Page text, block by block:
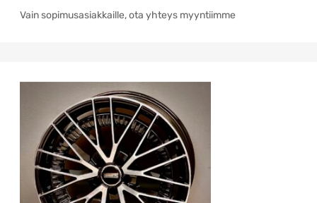
Vain sopimusasiakkaille, ota yhteys myyntiimme